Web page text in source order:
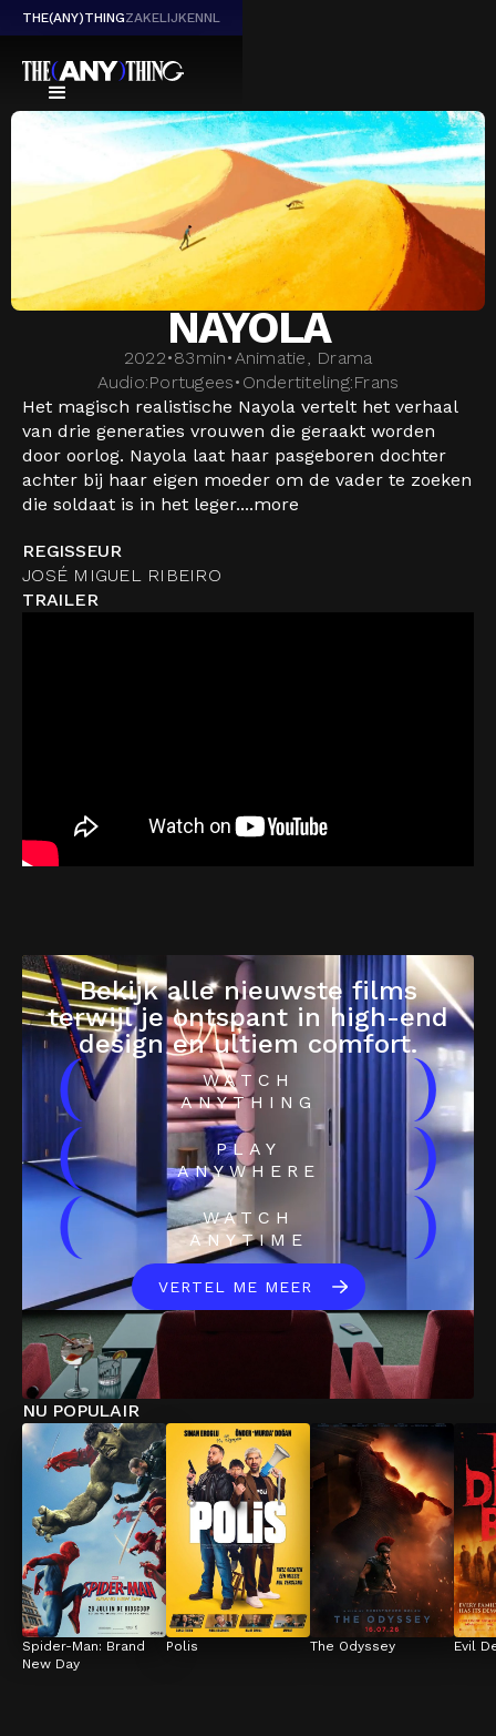
THE(ANY)THINGZAKELIJKENNL
NAYOLA
2022•83min•Animatie, Drama
Audio:Portugees• Ondertiteling:Frans
Het magisch realistische Nayola vertelt het verhaal
van drie generaties vrouwen die geraakt worden
door oorlog. Nayola laat haar pasgeboren dochter
achter bij haar eigen moeder om de vader te zoeken
die soldaat is in het leger....more
REGISSEUR
JOSÉ MIGUEL RIBEIRO
TRAILER
Bekijk alle nieuwste films
terwijl je ontspant in high-end
design en ultiem comfort.
(
WATCH
ANYTHING
)
(
PLAY
ANYWHERE
)
(
WATCH
ANYTIME
)
VERTEL ME MEER
NU POPULAIR
Spider-Man: Brand
New Day
Polis The Odyssey Evil